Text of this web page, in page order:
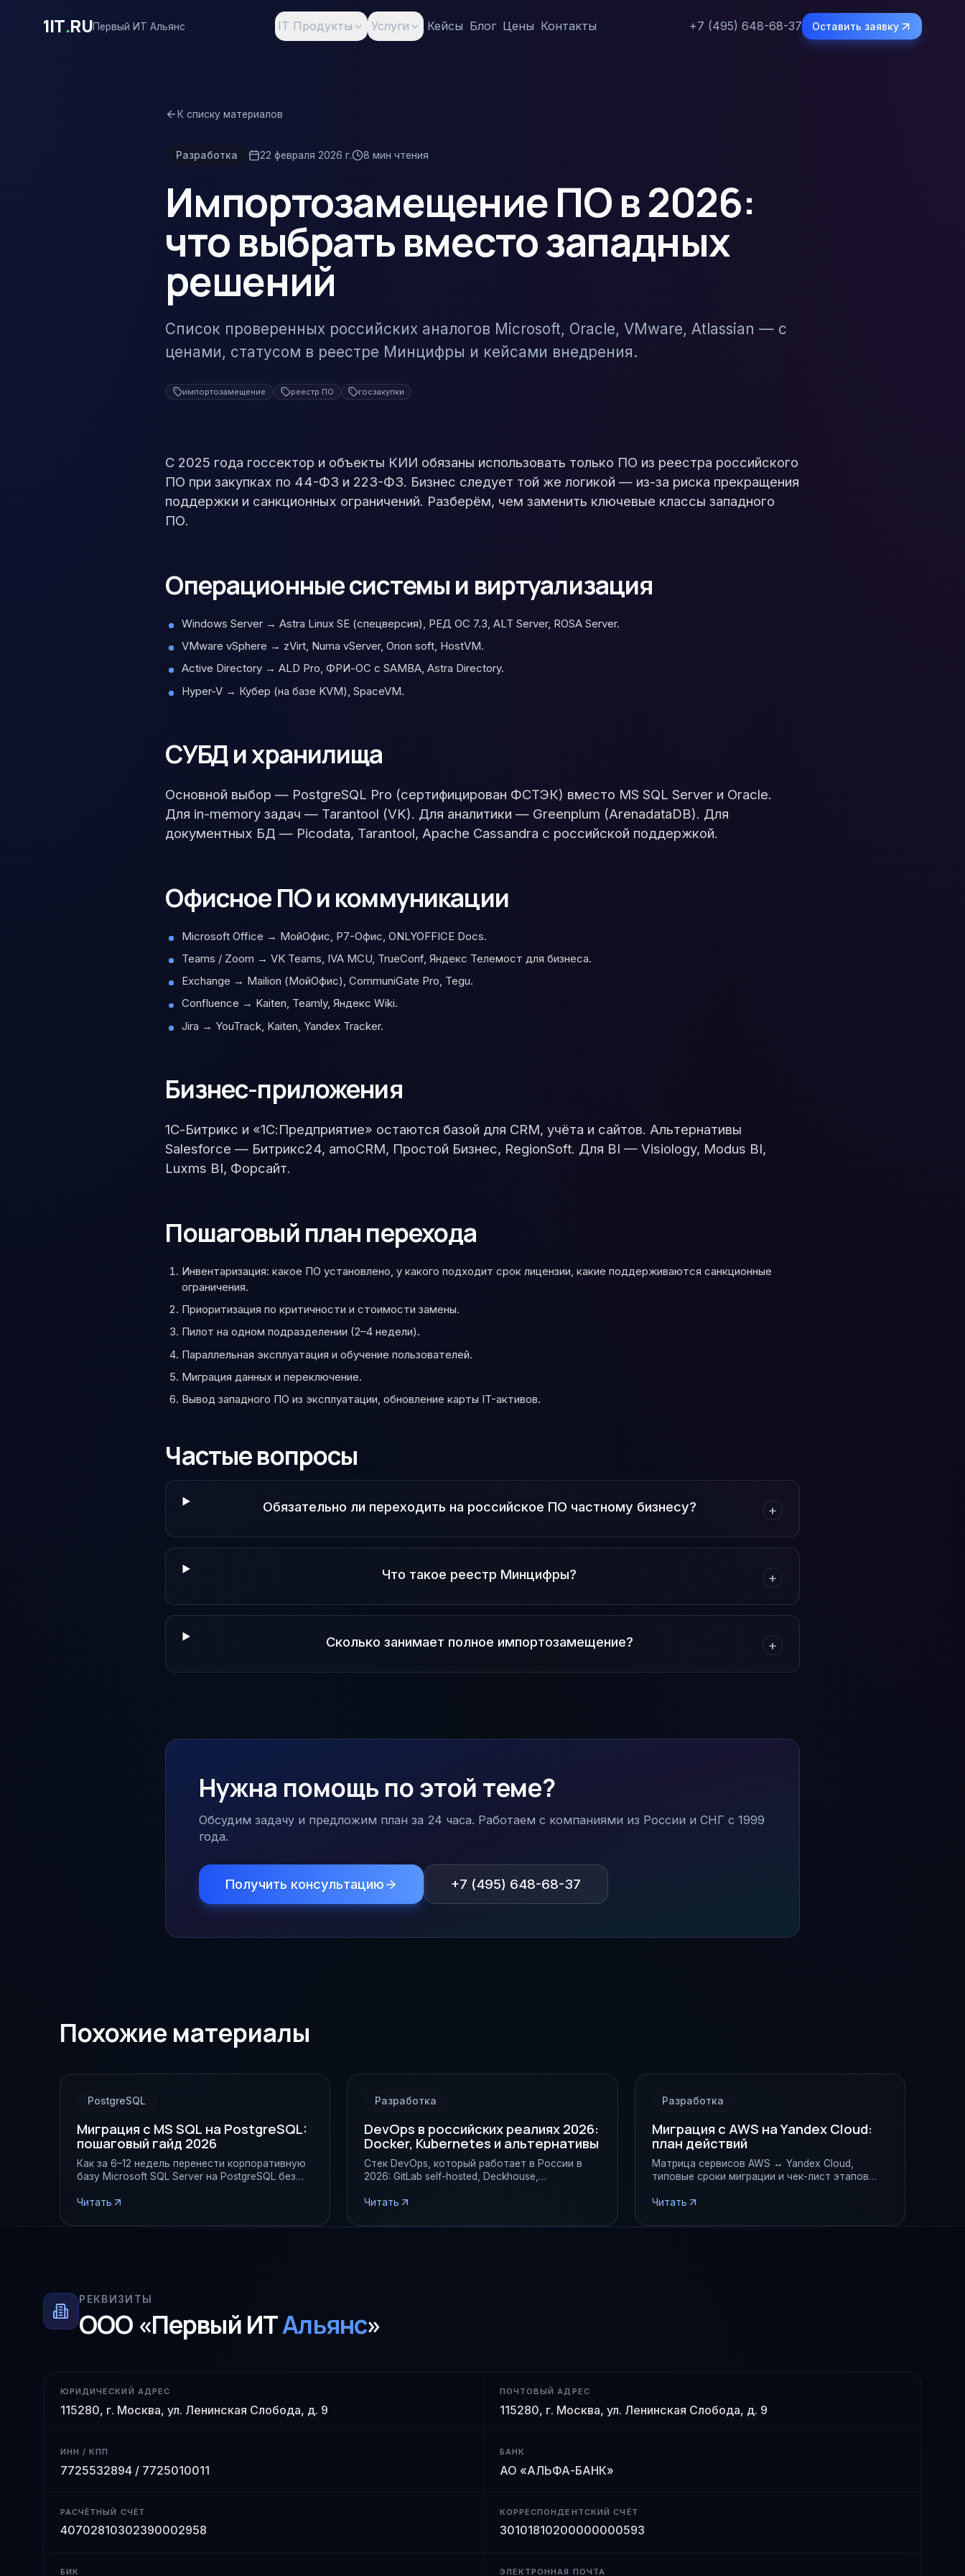
1IT.RUПервый ИТ Альянс IT Продукты Услуги Кейсы Блог Цены Контакты +7 (495) 648-68-37 Оставить заявку
К списку материалов
Разработка 22 февраля 2026 г. 8 мин чтения
Импортозамещение ПО в 2026:
что выбрать вместо западных
решений
Список проверенных российских аналогов Microsoft, Oracle, VMware, Atlassian — с
ценами, статусом в реестре Минцифры и кейсами внедрения.
импортозамещение реестр ПО госзакупки
С 2025 года госсектор и объекты КИИ обязаны использовать только ПО из реестра российского
ПО при закупках по 44-ФЗ и 223-ФЗ. Бизнес следует той же логикой — из-за риска прекращения
поддержки и санкционных ограничений. Разберём, чем заменить ключевые классы западного
ПО.
Операционные системы и виртуализация
Windows Server → Astra Linux SE (спецверсия), РЕД ОС 7.3, ALT Server, ROSA Server.
VMware vSphere → zVirt, Numa vServer, Orion soft, HostVM.
Active Directory → ALD Pro, ФРИ-ОС с SAMBA, Astra Directory.
Hyper-V → Кубер (на базе KVM), SpaceVM.
СУБД и хранилища
Основной выбор — PostgreSQL Pro (сертифицирован ФСТЭК) вместо MS SQL Server и Oracle.
Для in-memory задач — Tarantool (VK). Для аналитики — Greenplum (ArenadataDB). Для
документных БД — Picodata, Tarantool, Apache Cassandra с российской поддержкой.
Офисное ПО и коммуникации
Microsoft Office → МойОфис, Р7-Офис, ONLYOFFICE Docs.
Teams / Zoom → VK Teams, IVA MCU, TrueConf, Яндекс Телемост для бизнеса.
Exchange → Mailion (МойОфис), CommuniGate Pro, Tegu.
Confluence → Kaiten, Teamly, Яндекс Wiki.
Jira → YouTrack, Kaiten, Yandex Tracker.
Бизнес-приложения
1С-Битрикс и «1С:Предприятие» остаются базой для CRM, учёта и сайтов. Альтернативы
Salesforce — Битрикс24, amoCRM, Простой Бизнес, RegionSoft. Для BI — Visiology, Modus BI,
Luxms BI, Форсайт.
Пошаговый план перехода
Инвентаризация: какое ПО установлено, у какого подходит срок лицензии, какие поддерживаются санкционные
ограничения.
Приоритизация по критичности и стоимости замены.
Пилот на одном подразделении (2–4 недели).
Параллельная эксплуатация и обучение пользователей.
Миграция данных и переключение.
Вывод западного ПО из эксплуатации, обновление карты IT-активов.
Частые вопросы
Обязательно ли переходить на российское ПО частному бизнесу? +
Что такое реестр Минцифры? +
Сколько занимает полное импортозамещение? +
Нужна помощь по этой теме?
Обсудим задачу и предложим план за 24 часа. Работаем с компаниями из России и СНГ с 1999
года.
Получить консультацию +7 (495) 648-68-37
Похожие материалы
PostgreSQL
Миграция с MS SQL на PostgreSQL:
пошаговый гайд 2026
Как за 6–12 недель перенести корпоративную
базу Microsoft SQL Server на PostgreSQL без
методика, инструменты и чек-лист.
Читать
Разработка
DevOps в российских реалиях 2026:
Docker, Kubernetes и альтернативы
Стек DevOps, который работает в России в
2026: GitLab self-hosted, Deckhouse,
мониторинга.
Читать
Разработка
Миграция с AWS на Yandex Cloud:
план действий
Матрица сервисов AWS ↔ Yandex Cloud,
типовые сроки миграции и чек-лист этапов
Читать
РЕКВИЗИТЫ
ООО «Первый ИТАльянс»
ЮРИДИЧЕСКИЙ АДРЕС
115280, г. Москва, ул. Ленинская Слобода, д. 9
ПОЧТОВЫЙ АДРЕС
115280, г. Москва, ул. Ленинская Слобода, д. 9
ИНН / КПП
7725532894 / 7725010011
БАНК
АО «АЛЬФА-БАНК»
РАСЧЁТНЫЙ СЧЁТ
40702810302390002958
КОРРЕСПОНДЕНТСКИЙ СЧЁТ
30101810200000000593
БИК ЭЛЕКТРОННАЯ ПОЧТА